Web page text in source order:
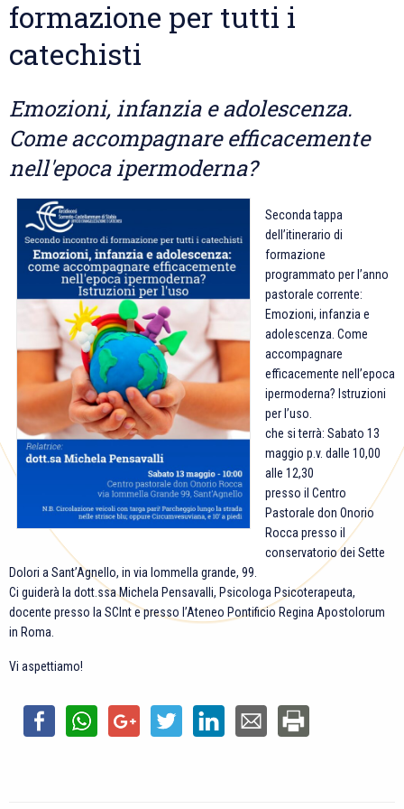
formazione per tutti i
catechisti
Emozioni, infanzia e adolescenza.
Come accompagnare efficacemente
nell'epoca ipermoderna?
Seconda tappa
dell’itinerario di
formazione
programmato per l’anno
pastorale corrente:
Emozioni, infanzia e
adolescenza. Come
accompagnare
efficacemente nell’epoca
ipermoderna? Istruzioni
per l’uso.
che si terrà: Sabato 13
maggio p.v. dalle 10,00
alle 12,30
presso il Centro
Pastorale don Onorio
Rocca presso il
conservatorio dei Sette
Dolori a Sant’Agnello, in via Iommella grande, 99.
Ci guiderà la dott.ssa Michela Pensavalli, Psicologa Psicoterapeuta,
docente presso la SCInt e presso l’Ateneo Pontificio Regina Apostolorum
in Roma.
Vi aspettiamo!